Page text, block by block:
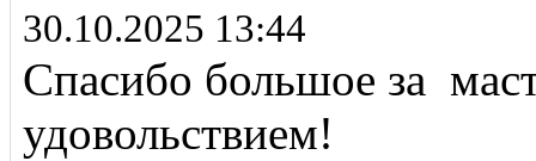
30.10.2025 13:44
Спасибо большое за
удовольствием!